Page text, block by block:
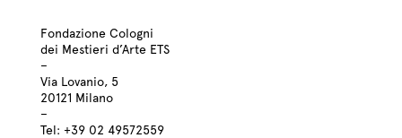
Fondazione Cologni
dei Mestieri d’Arte ETS
–
Via Lovanio, 5
20121 Milano
–
Tel: +3902 49572559